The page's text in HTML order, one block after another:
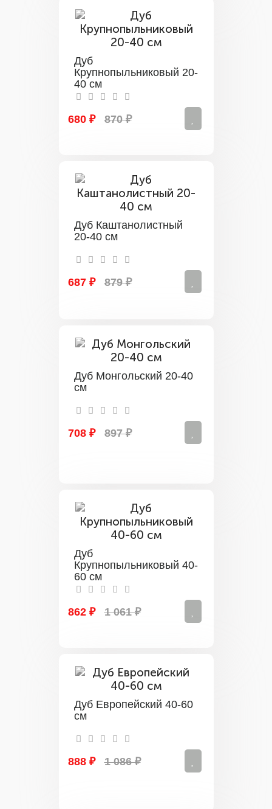
Дуб
Крупнопыльниковый 20-
40 см
680 ₽ 870 ₽
Дуб Каштанолистный
20-40 см
687 ₽ 879 ₽
Дуб Монгольский 20-40
см
708 ₽ 897 ₽
Дуб
Крупнопыльниковый 40-
60 см
862 ₽ 1 061 ₽
Дуб Европейский 40-60
см
888 ₽ 1 086 ₽